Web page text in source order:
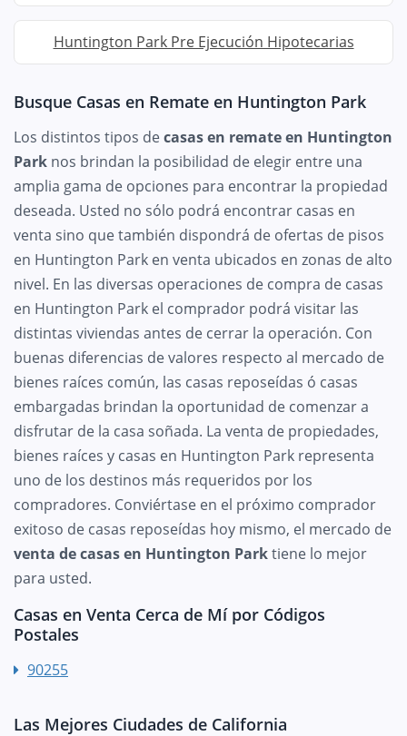
Huntington Park Pre Ejecución Hipotecarias
Busque Casas en Remate en Huntington Park
Los distintos tipos decasas en remate en Huntington
Park nos brindan la posibilidad de elegir entre una
amplia gama de opciones para encontrar la propiedad
deseada. Usted no sólo podrá encontrar casas en
venta sino que también dispondrá de ofertas de pisos
en Huntington Park en venta ubicados en zonas de alto
nivel. En las diversas operaciones de compra de casas
en Huntington Park el comprador podrá visitar las
distintas viviendas antes de cerrar la operación. Con
buenas diferencias de valores respecto al mercado de
bienes raíces común, las casas reposeídas ó casas
embargadas brindan la oportunidad de comenzar a
disfrutar de la casa soñada. La venta de propiedades,
bienes raíces y casas en Huntington Park representa
uno de los destinos más requeridos por los
compradores. Conviértase en el próximo comprador
exitoso de casas reposeídas hoy mismo, el mercado de
venta de casas en Huntington Parktiene lo mejor
para usted.
Casas en Venta Cerca de Mí por Códigos
Postales
90255
Las Mejores Ciudades de California